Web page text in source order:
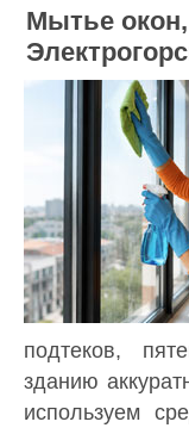
Мытье
подтеков,
зданию
используем